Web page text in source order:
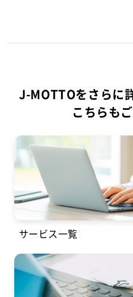
J-MOTTOをさらに
こちらも
サービス一覧